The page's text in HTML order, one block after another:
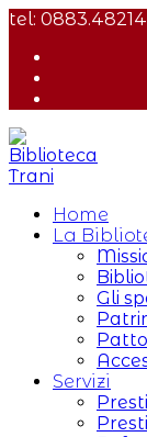
Salta
contenuto
tel:
Home
La
Gli
Servizi